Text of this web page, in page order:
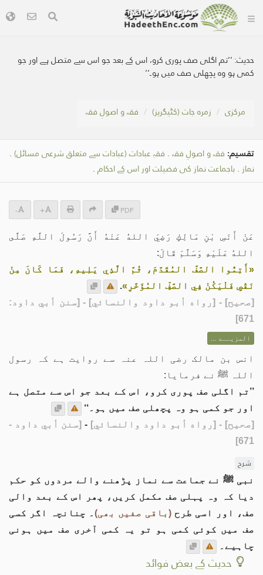
حدیث:’’تم اگلی صف پوری کرو، اس کے بعد جو اس سے متصل ہے اور جو
کمی ہو وہ پچھلی صف میں ہو۔‘‘
مرکزی زمرہ جات (کٹیگریز) فقہ و اصولِ فقہ
تقسیم: فقہ و اصولِ فقہ . فقہِ عبادات (عبادات سے متعلق شرعی مسائل) .
نماز . باجماعت نماز کی فضیلت اور اس کے احکام .
PDF
+
-
عَنْ أَنَسِ بْنِ مَالِكٍ رَضِيَ اللهُ عَنْهُ أَنَّ رَسُولَ اللَّهِ صَلَّى
اللهُ عَلَيْهِ وَسَلَّمَ قَالَ:
«أَتِمُّوا الصَّفَّ المُقَدَّمَ، ثُمَّ الَّذِي يَلِيهِ، فَمَا كَانَ مِنْ
نَقْصٍ فَلْيَكُنْ فِي الصَّفِّ المُؤَخَّرِ».
[صحيح] - [رواه أبو داود والنسائي] - [سنن أبي داود:
671]
المزيــد ...
انس بن مالک رضی اللہ عنہ سے روایت ہے کہ رسول
اللہ ﷺ نے فرمایا:
’’تم اگلی صف پوری کرو، اس کے بعد جو اس سے متصل ہے
اور جو کمی ہو وہ پچھلی صف میں ہو۔‘‘
[صحيح] - [رواه أبو داود والنسائي] - [سنن أبي داود -
671]
شرح
نبی ﷺ نے جماعت سے نماز پڑھنے والے مردوں کو حکم
دیا کہ وہ پہلی صف مکمل کریں، پھر اس کے بعد والی
صف، اور اسی طرح(باقی صفیں بھی)۔ چنانچہ اگر کسی
صف میں کوئی کمی ہو تو یہ کمی آخری صف میں ہونی
چاہیے۔
حدیث کے بعض فوائد